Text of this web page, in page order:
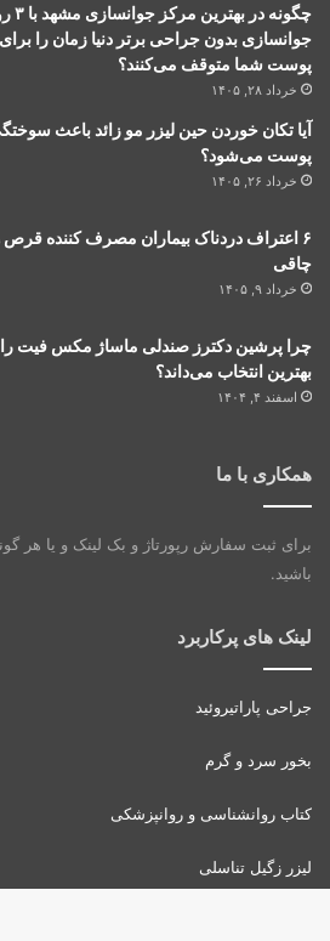
چگونه در
جوانسازی بدون جراحی برتر دنیا زمان را برای
پوست شما متوقف می‌کنند؟
خرداد ۲۸, ۱۴۰۵
آیا تکان خوردن حین لیزر مو زائد باعث
پوست می‌شود؟
خرداد ۲۶, ۱۴۰۵
۶ اعتراف دردناک بیماران مصرف کننده قرص
چاقی
خرداد ۹, ۱۴۰۵
چرا پرشین دکترز صندلی ماساژ مکس فیت را
بهترین انتخاب می‌داند؟
اسفند ۴, ۱۴۰۴
همکاری با ما
برای ثبت سفارش رپورتاژ و بک لینک و یا هر
باشید.
لینک های پرکاربرد
جراحی پاراتیروئید
بخور سرد و گرم
کتاب روانشناسی و روانپزشکی
لیزر زگیل تناسلی